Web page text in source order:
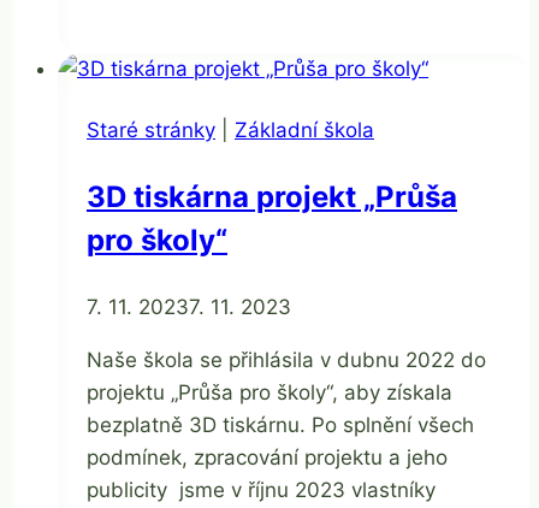
v
Staré stránky
Základní škola
3D tiskárna projekt „Průša
pro školy“
OdMgr.
Žatková
7. 11. 20237. 11. 2023
Naše škola se přihlásila v dubnu 2022 do
projektu „Průša pro školy“, aby získala
bezplatně 3D tiskárnu. Po splnění všech
podmínek, zpracování projektu a jeho
publicity jsme v říjnu 2023 vlastníky